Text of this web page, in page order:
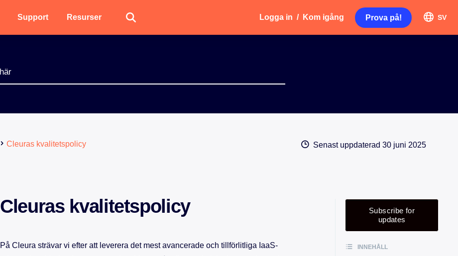
Support Resurser Logga in / Kom igång Prova på! SV
Cleuras kvalitetspolicy Senast uppdaterad 30 juni 2025
Cleuras kvalitetspolicy
På Cleura strävar vi efter att leverera det mest avancerade och tillförlitliga IaaS-
Subscribe for
updates
INNEHÅLL